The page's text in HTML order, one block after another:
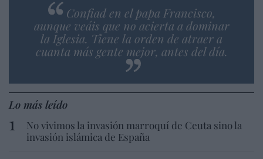
Confiad en el papa Francisco,
aunque veáis que no acierta a dominar
la Iglesia. Tiene la orden de atraer a
cuanta más gente mejor, antes del día.
Lo más leído
No vivimos la invasión marroquí de Ceuta sino la
invasión islámica de España